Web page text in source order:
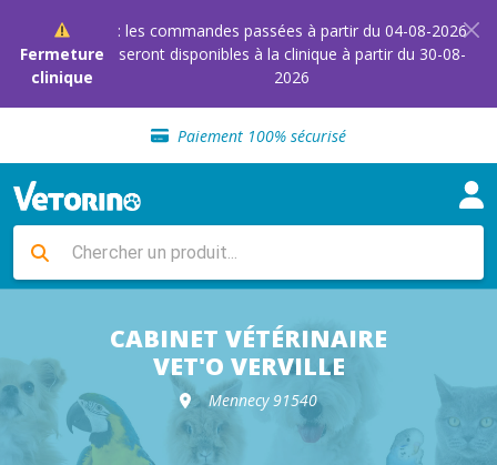
Fermeture
clinique
: les commandes passées à partir du 04-08-2026
seront disponibles à la clinique à partir du 30-08-
2026
Sélection de croquettes vétérinaire
Paiement 100% sécurisé
Livraison gratuite en clinique vétérinaire
Sélection de croquettes vétérinaire
Livraison gratuite en clinique vétérinaire
Retour gratuit en clinique
CABINET VÉTÉRINAIRE
VET'O VERVILLE
Mennecy 91540